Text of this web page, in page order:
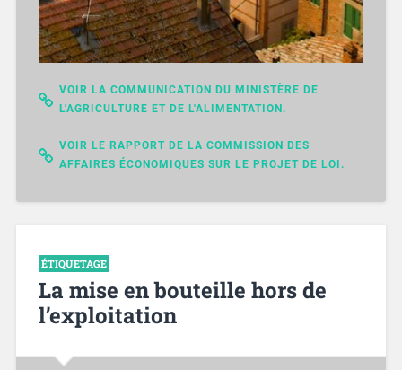
VOIR LA COMMUNICATION DU MINISTÈRE DE
L'AGRICULTURE ET DE L'ALIMENTATION.
VOIR LE RAPPORT DE LA COMMISSION DES
AFFAIRES ÉCONOMIQUES SUR LE PROJET DE LOI.
ÉTIQUETAGE
La mise en bouteille hors de
l’exploitation